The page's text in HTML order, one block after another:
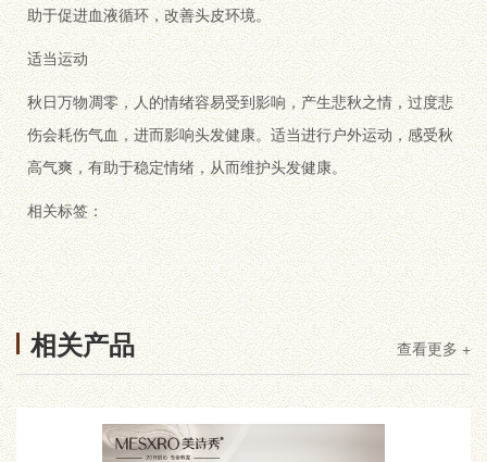
助于促进血液循环，改善头皮环境。
适当运动
秋日万物凋零，人的情绪容易受到影响，产生悲秋之情，过度悲
伤会耗伤气血，进而影响头发健康。适当进行户外运动，感受秋
高气爽，有助于稳定情绪，从而维护头发健康。
相关标签：
相关产品 查看更多 +